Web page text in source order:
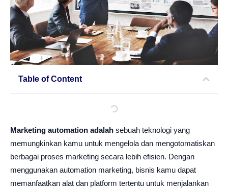
Table of Content
Marketing automation adalah sebuah teknologi yang
memungkinkan kamu untuk mengelola dan mengotomatiskan
berbagai proses marketing secara lebih efisien. Dengan
menggunakan automation marketing, bisnis kamu dapat
memanfaatkan alat dan platform tertentu untuk menjalankan